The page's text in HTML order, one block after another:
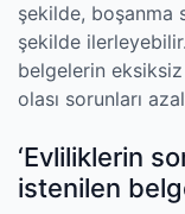
şekilde, boşanma
şekilde
belgelerin
olası sorunları
‘Evliliklerin
istenilen